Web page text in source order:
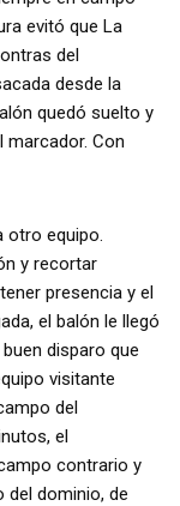
evitó que La
del
desde la
quedó suelto y
marcador. Con
otro equipo.
y recortar
presencia y el
el balón le llegó
disparo que
visitante
del
el
contrario y
del dominio, de